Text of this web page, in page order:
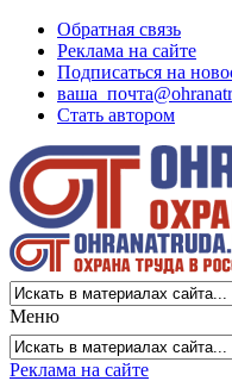
Обратная связь
Реклама на сайте
Подписаться на
Стать автором
Меню
Реклама на сайте